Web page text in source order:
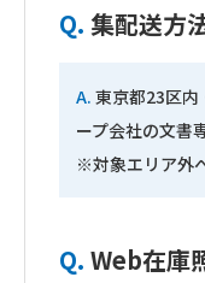
Q. 集配送方
A. 東京都23区内
ープ会社の文書
※対象エリア外
Q. Web在庫